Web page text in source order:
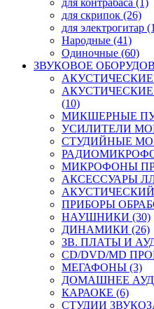
для скрипок (26)
для электрогитар
Народные (41)
Одиночные (60)
ЗВУКОВОЕ
(10)
МИКШЕРНЫЕ
УСИЛИТЕЛИ
СТУДИЙНЫЕ
МИКРОФОНЫ
АКСЕССУАРЫ
ПРИБОРЫ
НАУШНИКИ (30)
ДИНАМИКИ (26)
ЗВ. ПЛАТЫ И
CD/DVD/MD
МЕГАФОНЫ (3)
ДОМАШНЕЕ
КАРАОКЕ (6)
СТУДИИ